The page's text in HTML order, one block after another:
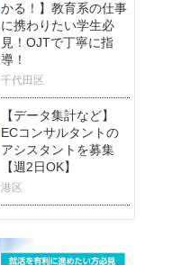
かる！】教育系の仕事
に携わりたい学生必
見！OJTで丁寧に指
導！
千代田区
【データ集計など】
ECコンサルタントの
アシスタントを募集
【週2日OK】
港区